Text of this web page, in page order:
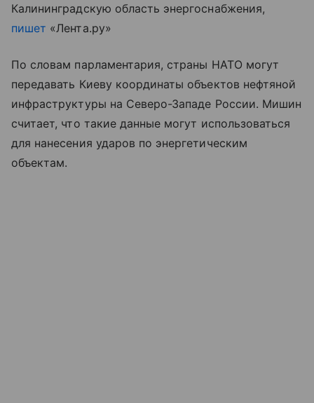
Калининградскую область энергоснабжения,
пишет «Лента.ру»
По словам парламентария, страны НАТО могут
передавать Киеву координаты объектов нефтяной
инфраструктуры на Северо-Западе России. Мишин
считает, что такие данные могут использоваться
для нанесения ударов по энергетическим
объектам.